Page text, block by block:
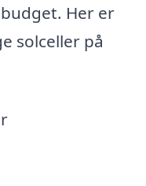
Her er
solceller på